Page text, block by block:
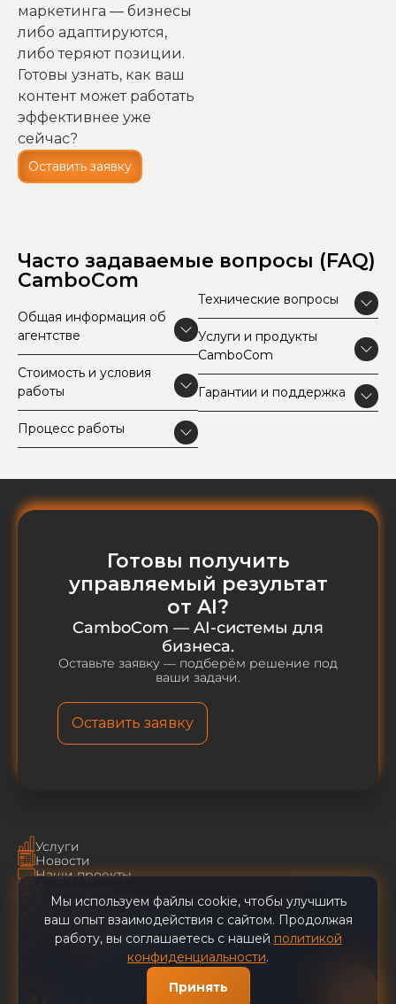
маркетинга — бизнесы
либо адаптируются,
либо теряют позиции.
Готовы узнать, как ваш
контент может работать
эффективнее уже
сейчас?
Оставить заявку
Часто задаваемые вопросы (FAQ)
CamboCom
Общая информация об
агентстве
Стоимость и условия
работы
Процесс работы
Технические вопросы
Услуги и продукты
CamboCom
Гарантии и поддержка
Готовы получить
управляемый результат
от AI?
CamboCom — AI-системы для
бизнеса.
Оставьте заявку — подберём решение под
ваши задачи.
Оставить заявку
info@cambocom.com
+7 (495) 128-49-29
Карьера
Пользовательское соглашение
Политика конфиденциальности
Услуги
Новости
Наши проекты
Мы используем файлы cookie, чтобы улучшить
ваш опыт взаимодействия с сайтом. Продолжая
работу, вы соглашаетесь с нашей политикой
конфиденциальности.
Принять
CamboCom AI ✕